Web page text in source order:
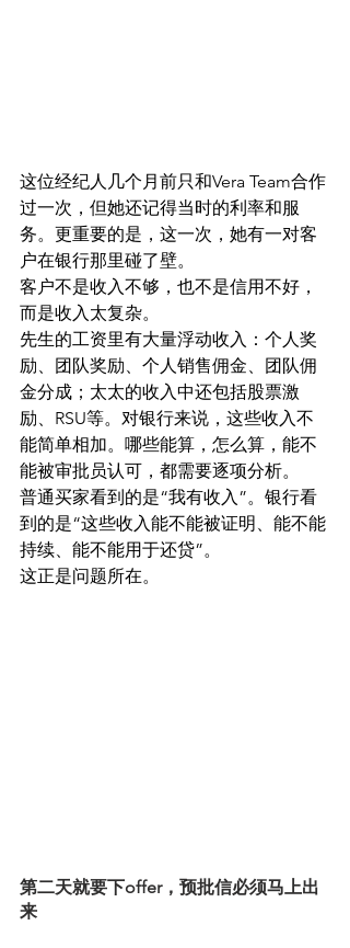
这位经纪人几个月前只和Vera Team合作
过一次，但她还记得当时的利率和服
务。更重要的是，这一次，她有一对客
户在银行那里碰了壁。
客户不是收入不够，也不是信用不好，
而是收入太复杂。
先生的工资里有大量浮动收入：个人奖
励、团队奖励、个人销售佣金、团队佣
金分成；太太的收入中还包括股票激
励、RSU等。对银行来说，这些收入不
能简单相加。哪些能算，怎么算，能不
能被审批员认可，都需要逐项分析。
普通买家看到的是“我有收入”。银行看
到的是“这些收入能不能被证明、能不能
持续、能不能用于还贷”。
这正是问题所在。
第二天就要下offer，预批信必须马上出
来